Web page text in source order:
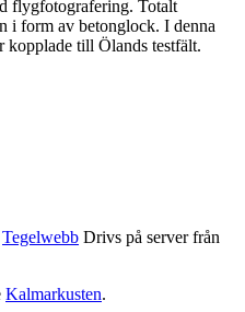
flygfotografering. Totalt
i form av betonglock. I denna
kopplade till Ölands testfält.
Tegelwebb Drivs på server från
Kalmarkusten.